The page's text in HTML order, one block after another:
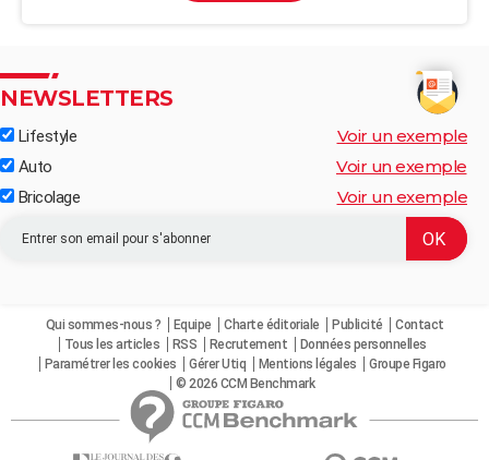
NEWSLETTERS
Lifestyle Voir un exemple
Auto Voir un exemple
Bricolage Voir un exemple
Qui sommes-nous ? Equipe Charte éditoriale Publicité
Contact
Tous les articles
RSS Recrutement
Données personnelles
Paramétrer les cookies
Gérer Utiq Mentions légales
Groupe Figaro
© 2026 CCM Benchmark